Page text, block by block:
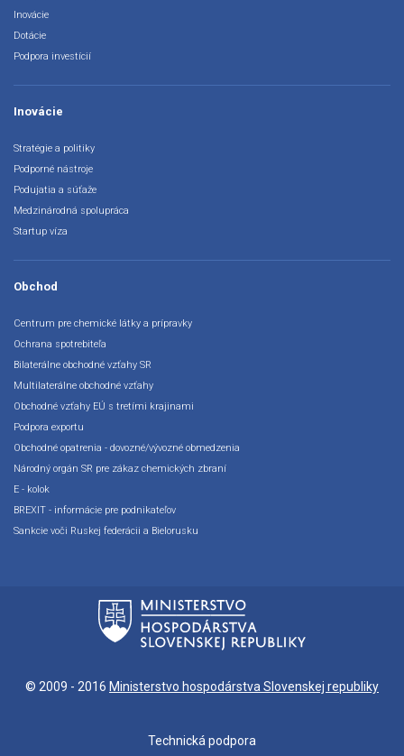
Inovácie
Dotácie
Podpora investícií
Inovácie
Stratégie a politiky
Podporné nástroje
Podujatia a súťaže
Medzinárodná spolupráca
Startup víza
Obchod
Centrum pre chemické látky a prípravky
Ochrana spotrebiteľa
Bilaterálne obchodné vzťahy SR
Multilaterálne obchodné vzťahy
Obchodné vzťahy EÚ s tretími krajinami
Podpora exportu
Obchodné opatrenia - dovozné/vývozné obmedzenia
Národný orgán SR pre zákaz chemických zbraní
E - kolok
BREXIT - informácie pre podnikateľov
Sankcie voči Ruskej federácii a Bielorusku
© 2009 - 2016 Ministerstvo hospodárstva Slovenskej republiky
Technická podpora